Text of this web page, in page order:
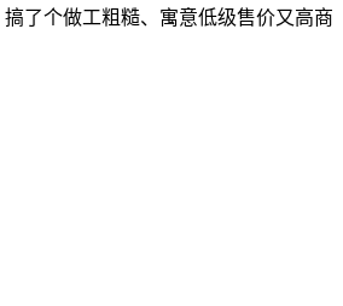
了个做工粗糙、寓意低级售价又高商